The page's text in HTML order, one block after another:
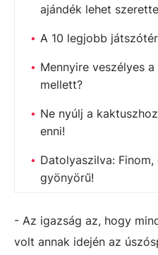
ajándék lehet
A 10 legjobb
Mennyire veszélyes
mellett?
Ne nyúlj a
enni!
Datolyaszilva:
gyönyörű!
- Az igazság az, hogy
volt annak idején az